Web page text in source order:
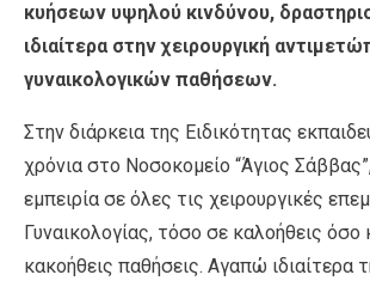
κυήσεων υψηλού κινδύνου,
ιδιαίτερα στην χειρουργική
γυναικολογικών παθήσεων.
Στην διάρκεια της Ειδικότητας
χρόνια στο Νοσοκομείο “Άγιος
εμπειρία σε όλες τις χειρουργικές
Γυναικολογίας, τόσο σε καλοήθεις όσο
κακοήθεις παθήσεις. Αγαπώ ιδιαίτερα